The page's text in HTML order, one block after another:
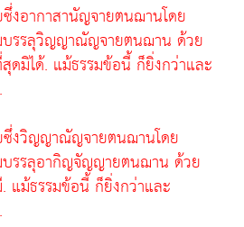
งอากาสานัญจายตนฌานโดย
รรลุวิญญาณัญจายตนฌาน ด้วย
มิได้. แม้ธรรมข้อนี้ ก็ยิ่งกว่าและ
ซึ่งวิญญาณัญจายตนฌานโดย
รรลุอากิญจัญญายตนฌาน ด้วย
แม้ธรรมข้อนี้ ก็ยิ่งกว่าและ